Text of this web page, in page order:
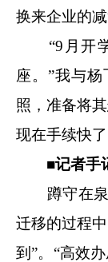
换来企业的减
“9月开学
座。”我与
照，准备将
现在手续快
■记者手
蹲守在
迁移的过程
到”。“高效